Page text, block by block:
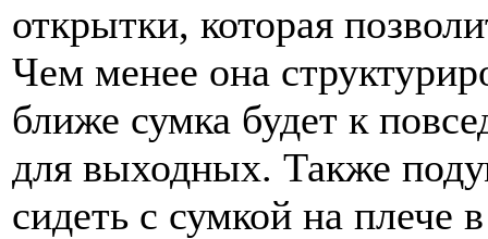
открытки, которая
Чем менее она
ближе сумка будет к
для выходных. Также
сидеть с сумкой на плече